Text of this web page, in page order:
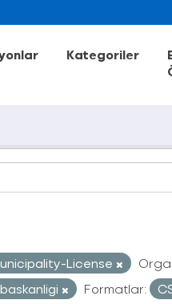
Kategoriler
License
Formatlar: